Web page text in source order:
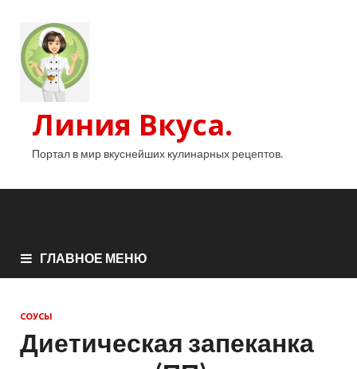
Линия Вкуса.
Портал в мир вкуснейших кулинарных рецептов.
ГЛАВНОЕ МЕНЮ
СОУСЫ
Диетическая запеканка